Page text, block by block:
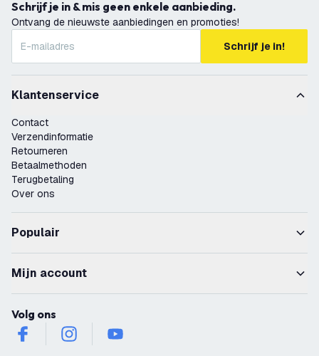
Schrijf je in & mis geen enkele aanbieding.
Ontvang de nieuwste aanbiedingen en promoties!
Schrijf je in!
Klantenservice
Contact
Verzendinformatie
Retourneren
Betaalmethoden
Terugbetaling
Over ons
Populair
Mijn account
Volg ons
facebookinstagramyoutube